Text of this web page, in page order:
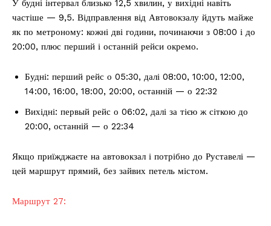
У будні інтервал близько 12,5 хвилин, у вихідні навіть
частіше — 9,5. Відправлення від Автовокзалу йдуть майже
як по метроному: кожні дві години, починаючи з 08:00 і до
20:00, плюс перший і останній рейси окремо.
Будні: перший рейс о 05:30, далі 08:00, 10:00, 12:00,
14:00, 16:00, 18:00, 20:00, останній — о 22:32
Вихідні: первый рейс о 06:02, далі за тією ж сіткою до
20:00, останній — о 22:34
Якщо приїжджаєте на автовокзал і потрібно до Руставелі —
цей маршрут прямий, без зайвих петель містом.
Маршрут 27: